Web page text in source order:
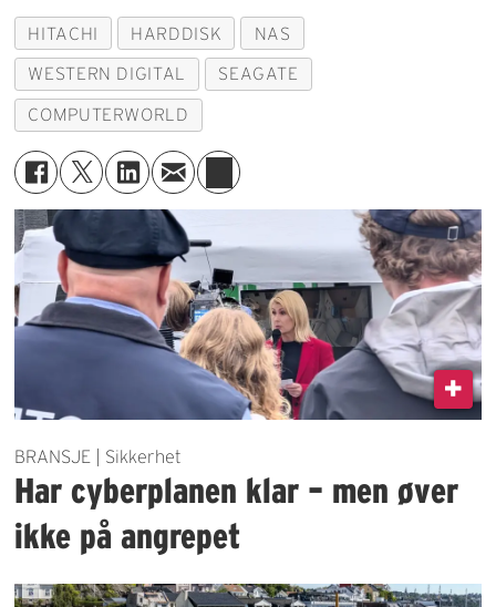
HITACHI HARDDISK NAS
WESTERN DIGITAL SEAGATE
COMPUTERWORLD
BRANSJE | Sikkerhet
Har cyberplanen klar – men øver
ikke på angrepet